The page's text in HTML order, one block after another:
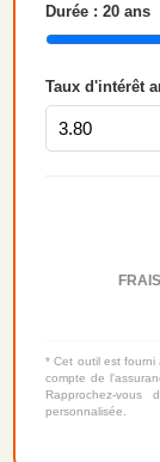
Durée :20 ans
Taux d'intérêt
* Cet outil est
compte de
Rapprochez-
personnalisée.